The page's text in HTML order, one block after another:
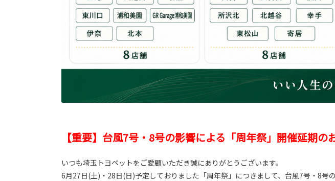
【重要】台風7号・8号の影響による「周年祭」開催延期の
いつも埼玉トヨペットをご愛顧いただき誠にありがとうございます。
6月27日(土)・28日(日)予定しておりました「周年祭」につきまして、台風7号・8